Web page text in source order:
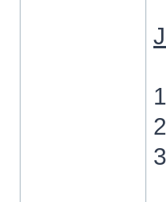
1
2
3